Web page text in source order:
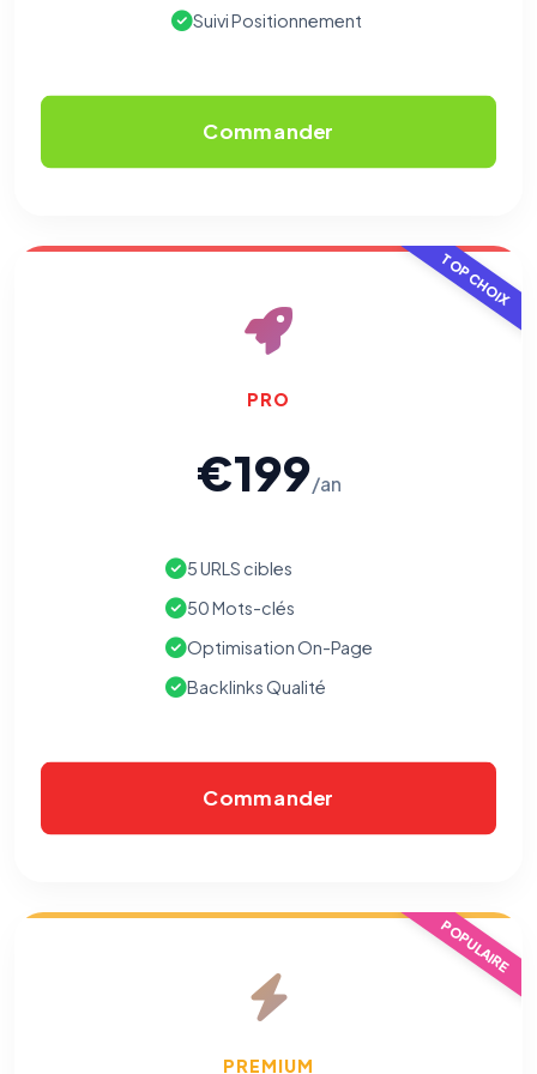
Suivi Positionnement
Commander
TOP CHOIX
PRO
€199/an
5 URLS cibles
50 Mots-clés
Optimisation On-Page
Backlinks Qualité
Commander
POPULAIRE
PREMIUM